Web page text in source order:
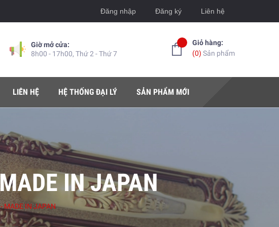
Đăng nhập Đăng ký Liên hệ
Giờ mở cửa:
8h00 - 17h00, Thứ 2 - Thứ 7
Giỏ hàng:
(0) Sản phẩm
LIÊN HỆ HỆ THỐNG ĐẠI LÝ SẢN PHẨM MỚI
IN JAPAN
MADE IN JAPAN